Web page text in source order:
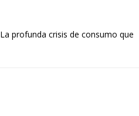
profunda crisis de consumo que